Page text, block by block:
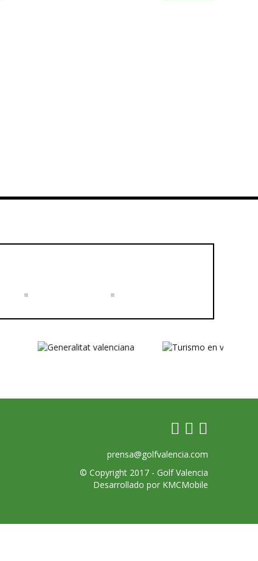
prensa@golfvalencia.com
© Copyright 2017 - Golf Valencia
Desarrollado por KMCMobile